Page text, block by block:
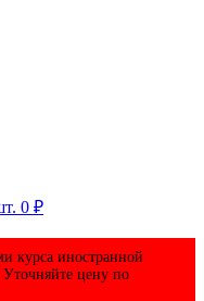
0 ₽
курса иностранной
цену по